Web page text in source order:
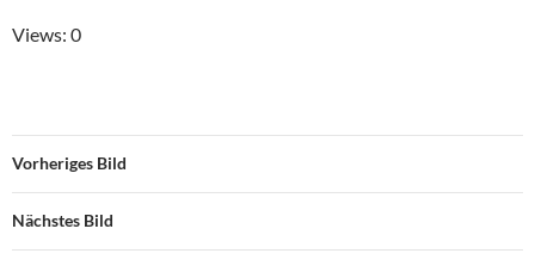
Views: 0
Vorheriges Bild
Nächstes Bild